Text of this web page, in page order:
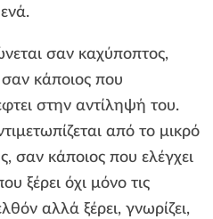
σαν καχύποπτος,
κάποιος που
στην αντίληψή του.
από το μικρό
σαν κάποιος που ελέγχει
ξέρει όχι μόνο τις
αλλά ξέρει, γνωρίζει,